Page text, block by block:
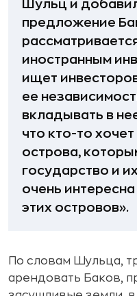
Шульц и
предложение
иностранным
ищет
ее
вкладывать в
что кто-то
острова,
государство и
очень
этих островов».
По словам Шульца,
арендовать Баков,